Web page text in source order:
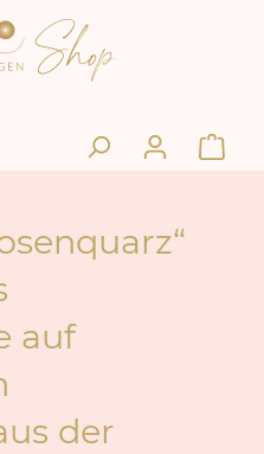
auf
der